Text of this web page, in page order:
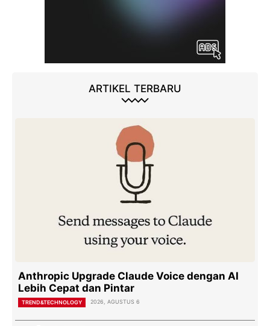
ARTIKEL TERBARU
Anthropic Upgrade Claude Voice dengan AI
Lebih Cepat dan Pintar
TREND&TECHNOLOGY 2026, AGUSTUS 6